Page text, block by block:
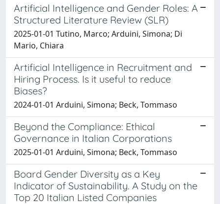
Artificial Intelligence and Gender Roles: A
Structured Literature Review (SLR)
2025-01-01 Tutino, Marco; Arduini, Simona; Di
Mario, Chiara
Artificial Intelligence in Recruitment and
Hiring Process. Is it useful to reduce
Biases?
2024-01-01 Arduini, Simona; Beck, Tommaso
Beyond the Compliance: Ethical
Governance in Italian Corporations
2025-01-01 Arduini, Simona; Beck, Tommaso
Board Gender Diversity as a Key
Indicator of Sustainability. A Study on the
Top 20 Italian Listed Companies